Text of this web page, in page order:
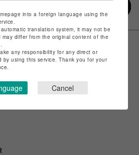
into a foreign language using the
translation system, it may not be
differ from the original content of the
any responsibility for any direct or
by using this service. Thank you for your
Cancel